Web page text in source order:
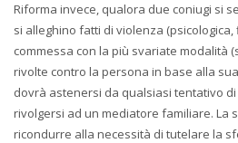
Riforma invece, qualora due coniugi si
si alleghino fatti di violenza
commessa con la più svariate modalità
rivolte contro la persona in base alla
dovrà astenersi da qualsiasi tentativo di
rivolgersi ad un mediatore familiare. La
ricondurre alla necessità di tutelare la